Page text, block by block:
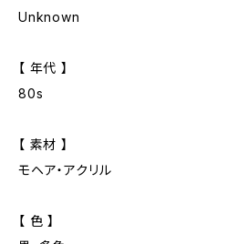
Unknown
【 年代 】
80s
【 素材 】
モヘア・アクリル
【 色 】